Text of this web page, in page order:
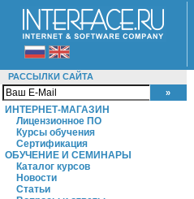
РАССЫЛКИ САЙТА
ИНТЕРНЕТ-МАГАЗИН
Лицензионное ПО
Курсы обучения
Сертификация
ОБУЧЕНИЕ И СЕМИНАРЫ
Каталог курсов
Новости
Статьи